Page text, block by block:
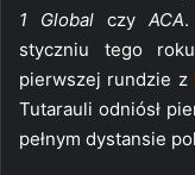
1 Globalczy ACA.
styczniu tego
pierwszej rundzie z
Tutarauli odniósł
pełnym dystansie